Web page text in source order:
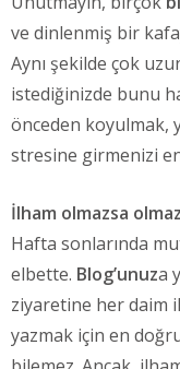
ve dinlenmiş bir
Aynı şekilde çok
istediğinizde bunu
önceden koyulmak,
stresine girmenizi
İlham olmazsa
Hafta sonlarında
elbette. Blog’unuza
ziyaretine her daim
yazmak için en